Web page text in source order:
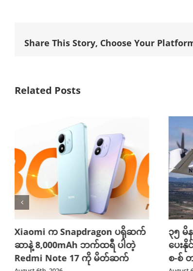
Share This Story, Choose Your
Related Posts
Xiaomi က Snapdragon ပရိုဆက်
ဆာနဲ့ 8,000mAh ဘက်ထရီ ပါတဲ့
Redmi Note 17 ကို မိတ်ဆက်
၃၅ မိ
ပေး
စ-စ်